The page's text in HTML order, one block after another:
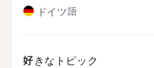
ドイツ語
好きなトピック